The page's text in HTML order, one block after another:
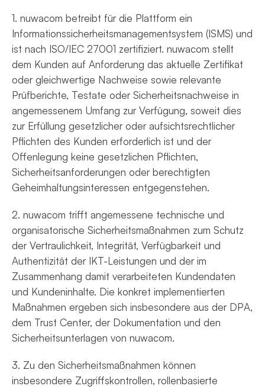
1. nuwacom betreibt für die Plattform ein
Informationssicherheitsmanagementsystem (ISMS) und
ist nach ISO/IEC 27001 zertifiziert. nuwacom stellt
dem Kunden auf Anforderung das aktuelle Zertifikat
oder gleichwertige Nachweise sowie relevante
Prüfberichte, Testate oder Sicherheitsnachweise in
angemessenem Umfang zur Verfügung, soweit dies
zur Erfüllung gesetzlicher oder aufsichtsrechtlicher
Pflichten des Kunden erforderlich ist und der
Offenlegung keine gesetzlichen Pflichten,
Sicherheitsanforderungen oder berechtigten
Geheimhaltungsinteressen entgegenstehen.
2. nuwacom trifft angemessene technische und
organisatorische Sicherheitsmaßnahmen zum Schutz
der Vertraulichkeit, Integrität, Verfügbarkeit und
Authentizität der IKT-Leistungen und der im
Zusammenhang damit verarbeiteten Kundendaten
und Kundeninhalte. Die konkret implementierten
Maßnahmen ergeben sich insbesondere aus der DPA,
dem Trust Center, der Dokumentation und den
Sicherheitsunterlagen von nuwacom.
3. Zu den Sicherheitsmaßnahmen können
insbesondere Zugriffskontrollen, rollenbasierte